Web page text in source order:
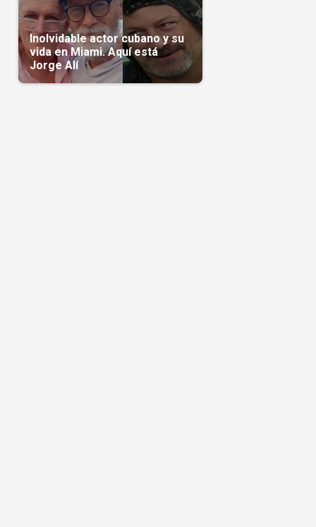
Inolvidable actor cubano y su
vida en Miami. Aquí está
Jorge Alí